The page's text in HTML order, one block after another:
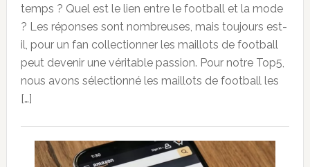
temps ? Quel est le lien entre le football et la mode
? Les réponses sont nombreuses, mais toujours est-
il, pour un fan collectionner les maillots de football
peut devenir une véritable passion. Pour notre Top5,
nous avons sélectionné les maillots de football les
[…]